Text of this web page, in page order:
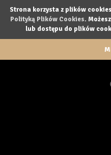
Strona korzysta z plików
Polityką Plików Cookies.
lub dostępu do plików